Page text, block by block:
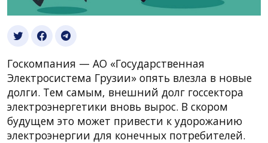
Госкомпания — АО «Государственная
Электросистема Грузии» опять влезла в новые
долги. Тем самым, внешний долг госсектора
электроэнергетики вновь вырос. В скором
будущем это может привести к удорожанию
электроэнергии для конечных потребителей.